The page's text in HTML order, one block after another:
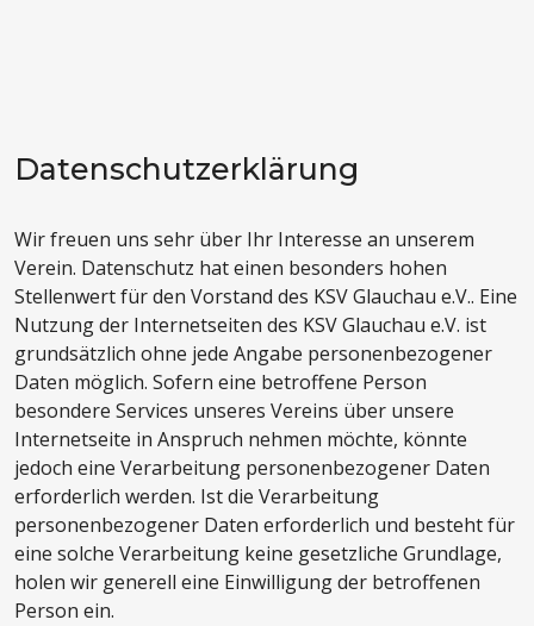
Datenschutzerklärung
Wir freuen uns sehr über Ihr Interesse an unserem
Verein. Datenschutz hat einen besonders hohen
Stellenwert für den Vorstand des KSV Glauchau e.V.. Eine
Nutzung der Internetseiten des KSV Glauchau e.V. ist
grundsätzlich ohne jede Angabe personenbezogener
Daten möglich. Sofern eine betroffene Person
besondere Services unseres Vereins über unsere
Internetseite in Anspruch nehmen möchte, könnte
jedoch eine Verarbeitung personenbezogener Daten
erforderlich werden. Ist die Verarbeitung
personenbezogener Daten erforderlich und besteht für
eine solche Verarbeitung keine gesetzliche Grundlage,
holen wir generell eine Einwilligung der betroffenen
Person ein.